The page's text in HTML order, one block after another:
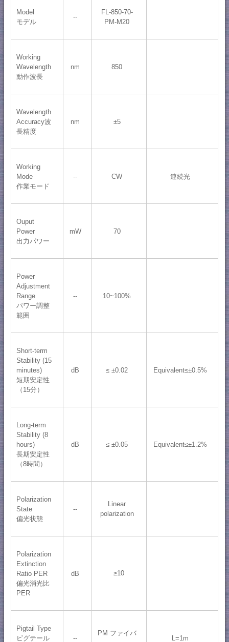
Model
モデル
--
FL-850-70-
PM-M20
Working
Wavelength
動作波長
nm 850
Wavelength
Accuracy波
長精度
nm ±5
Working
Mode
作業モード
-- CW 連続光
Ouput
Power
出力パワー
mW 70
Power
Adjustment
Range
パワー調整
範囲
-- 10~100%
Short-term
Stability (15
minutes)
短期安定性
（15分）
dB ≤ ±0.02 Equivalent≤±0.5%
Long-term
Stability (8
hours)
長期安定性
（8時間）
dB ≤ ±0.05 Equivalent≤±1.2%
Polarization
State
偏光状態
--
Linear
polarization
Polarization
Extinction
Ratio PER
偏光消光比
PER
dB ≥10
Pigtail Type
ピグテール
--
PM ファイバ
L=1m